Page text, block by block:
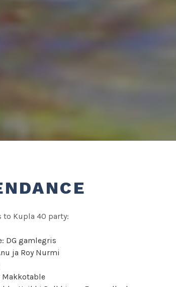
Kupla 40 party:
DG gamlegris
ja Roy Nurmi
Makkotable